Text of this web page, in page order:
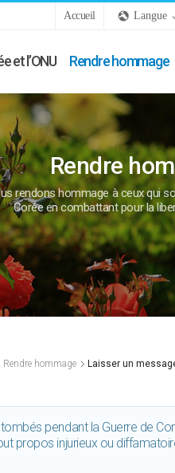
Accueil Langue
et l’ONU Rendre hommage
Rendre
rendons hommage à ceux qui
Corée en combattant pour la
Rendre hommage Laisser un
pendant la Guerre de
propos injurieux ou